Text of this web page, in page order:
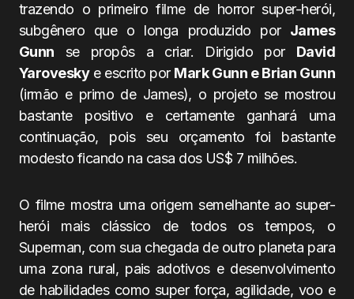
trazendo o primeiro filme de horror super-herói,
subgênero que o longa produzido porJames
Gunn se propôs a criar. Dirigido por David
Yaroveskye escrito por Mark Gunn e Brian Gunn
(irmão e primo de James), o projeto se mostrou
bastante positivo e certamente ganhará uma
continuação, pois seu orçamento foi bastante
modesto ficando na casa dos US$ 7 milhões.
O filme mostra uma origem semelhante ao super-
herói mais clássico de todos os tempos, o
Superman, com sua chegada de outro planeta para
uma zona rural, pais adotivos e desenvolvimento
de habilidades como super força, agilidade, voo e